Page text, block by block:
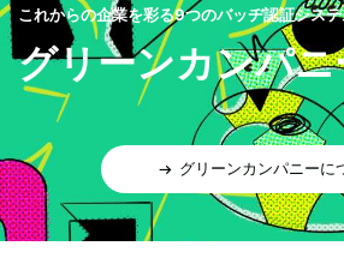
これからの企業を彩る9つのバッヂ認証シス
グリーンカンパニ
グリーンカンパニーに